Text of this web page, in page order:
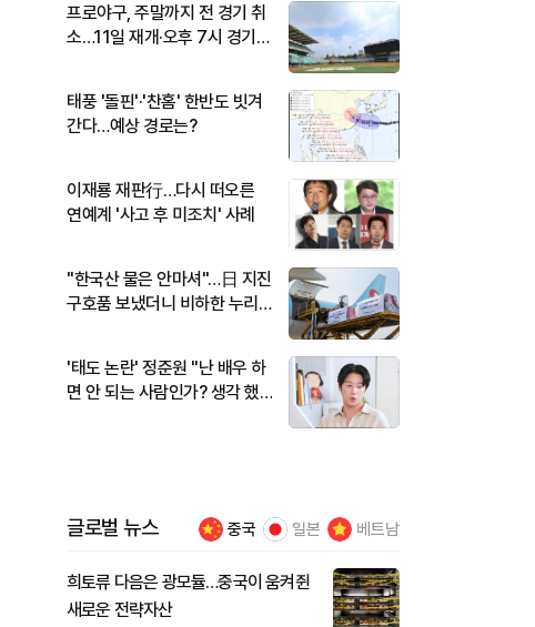
프로야구, 주말까지 전 경기 취
소…11일 재개·오후 7시 경기
태풍 '돌핀'·'찬홈' 한반도 빗겨
간다…예상 경로는?
이재룡 재판行…다시 떠오른
연예계 '사고 후 미조치' 사례
"한국산 물은 안마셔"…日 지진
구호품 보냈더니 비하한 누리
'태도 논란' 정준원 "난 배우 하
면 안 되는 사람인가? 생각 했
글로벌 뉴스 중국 일본 베트남
희토류 다음은 광모듈…중국이 움켜쥔
새로운 전략자산